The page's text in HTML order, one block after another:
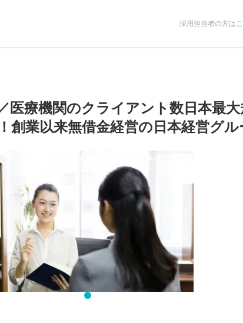
採用担当者の方は
医療機関のクライアント数日本最
創業以来無借金経営の日本経営グル